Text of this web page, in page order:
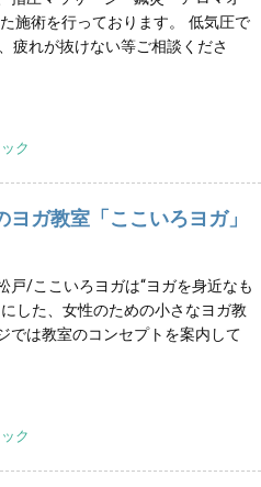
年生から役者の勉強を地元で始め
舞台役者、ナレーター、司会と
ている。
ク
されながら健康へ】マッサ
指圧マッサージ・鍼灸・アロマオ
施術を行っております。 低気圧で
疲れが抜けない等ご相談くださ
ク